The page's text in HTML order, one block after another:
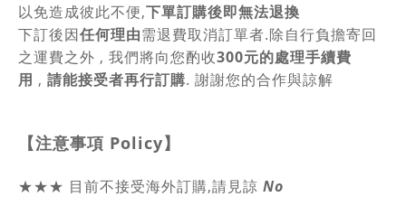
以免造成彼此不便,下單訂購後即無法退換
下訂後因任何理由需退費取消訂單者.除自行負擔寄回
之運費之外 , 我們將向您酌收300元的處理手續費
用 , 請能接受者再行訂購. 謝謝您的合作與諒解
【注意事項 Policy】
★★★ 目前不接受海外訂購,請見諒 No